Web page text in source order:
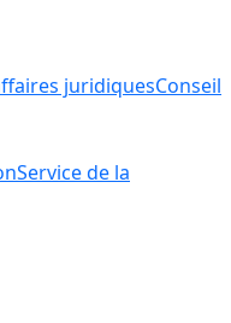
juridiquesConseil
Service de la